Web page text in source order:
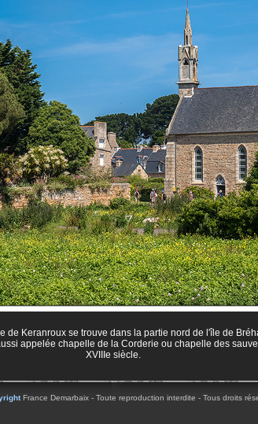
de Keranroux se trouve dans la partie nord de l'île de
appelée chapelle de la Corderie ou chapelle des
XVIIIe siècle.
France Demarbaix - Toute reproduction interdite - Tous droits